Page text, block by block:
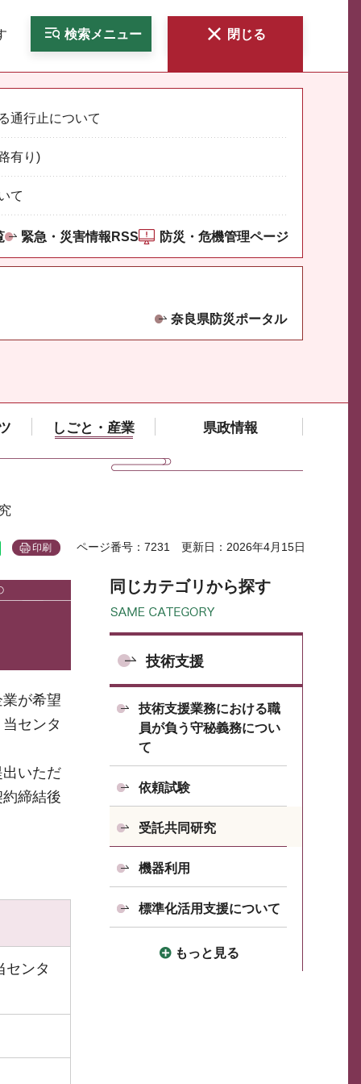
検索メニュー 閉じる
通行止について
有り)
て
緊急・災害情報RSS 防災・危機管理ページ
奈良県防災ポータル
しごと・産業 県政情報
印刷 ページ番号：7231 更新日：2026年4月15日
が希望
センタ
いただ
締結後
センタ
同じカテゴリから探す
技術支援
技術支援業務における職
員が負う守秘義務につい
て
依頼試験
受託共同研究
機器利用
標準化活用支援について
もっと見る